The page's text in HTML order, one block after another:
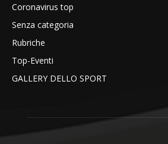
Coronavirus top
Senza categoria
Rubriche
Top-Eventi
GALLERY DELLO SPORT